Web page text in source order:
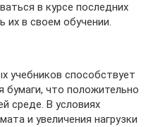
в курсе последних
их в своем обучении.
учебников способствует
что положительно
среде. В условиях
и увеличения нагрузки